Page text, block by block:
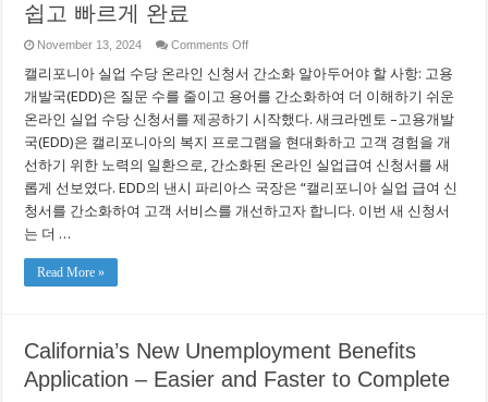
쉽고 빠르게 완료
November 13, 2024 Comments Offon
리
포
니
아
의
로
운
실
업
쉽
빠
캘리포니아 실업 수당 온라인 신청서 간소화 알아두어야 할 사항: 고용
개발국(EDD)은 질문 수를 줄이고 용어를 간소화하여 더 이해하기 쉬운
온라인 실업 수당 신청서를 제공하기 시작했다. 새크라멘토 –고용개발
국(EDD)은 캘리포니아의 복지 프로그램을 현대화하고 고객 경험을 개
선하기 위한 노력의 일환으로, 간소화된 온라인 실업급여 신청서를 새
롭게 선보였다. EDD의 낸시 파리아스 국장은 “캘리포니아 실업 급여 신
청서를 간소화하여 고객 서비스를 개선하고자 합니다. 이번 새 신청서
는 더 …
Read More »
California’s New Unemployment Benefits
Application – Easier and Faster to Complete